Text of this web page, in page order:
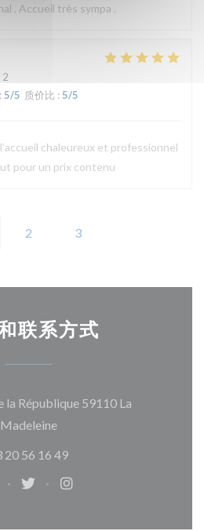
. Accueil très sympa .
2
: 5/5 质价比 : 5/5
chaleureux et professionnel
pour un prix contenu
2 3
联系方式
la République 59110 La
Madeleine((在新窗口中打开))
20 56 16 49
((在新窗口中打开))
Twitter ((在新窗口中打开))
Instagram ((在新窗口